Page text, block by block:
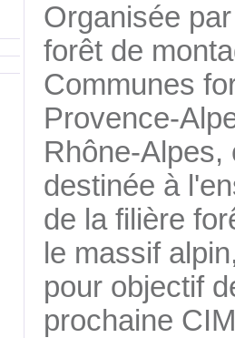
Organisée
forêt de
Communes
Provence-
Rhône-Alpes,
destinée à
de la filière
le massif
pour objectif
prochaine